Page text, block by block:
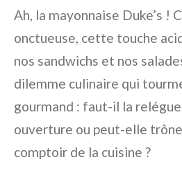
Ah, la mayonnaise Duke’s !
onctueuse, cette touche
nos sandwichs et nos
dilemme culinaire qui
gourmand : faut-il la
ouverture ou peut-elle
comptoir de la cuisine ?